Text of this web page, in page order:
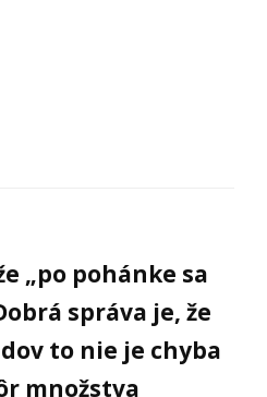
„po pohánke sa
správa je, že
to nie je chyba
množstva